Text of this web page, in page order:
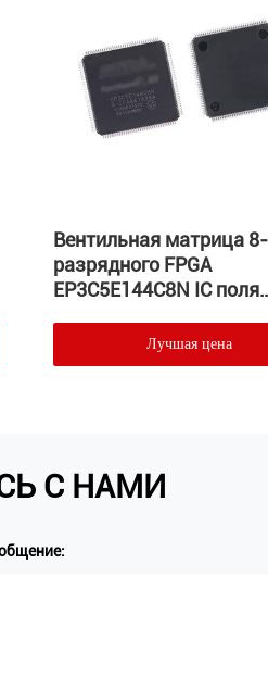
Вентильная матрица 8-
разрядного FPGA
EP3C5E144C8N IC поля
144 Programmable
Лучшая цена
С НАМИ